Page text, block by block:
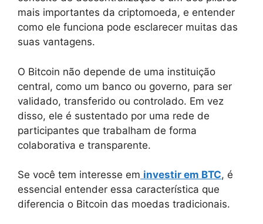
mais importantes da criptomoeda, e entender
como ele funciona pode esclarecer muitas das
suas vantagens.
O Bitcoin não depende de uma instituição
central, como um banco ou governo, para ser
validado, transferido ou controlado. Em vez
disso, ele é sustentado por uma rede de
participantes que trabalham de forma
colaborativa e transparente.
Se você tem interesse em investir em BTC, é
essencial entender essa característica que
diferencia o Bitcoin das moedas tradicionais.